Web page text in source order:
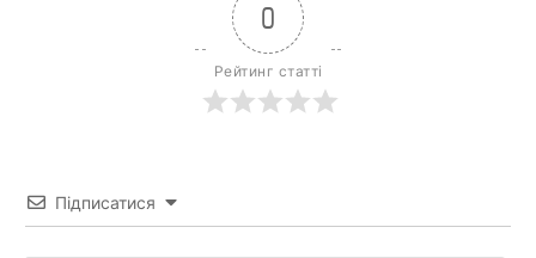
0
Рейтинг статті
Підписатися